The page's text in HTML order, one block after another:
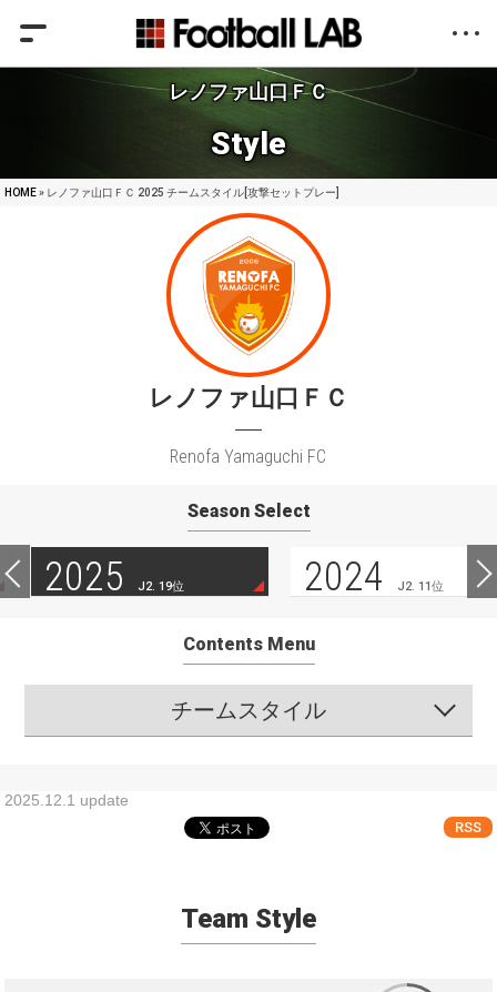
レノファ山口ＦＣ
Style
HOME» レノファ山口ＦＣ 2025 チームスタイル[攻撃セットプレー]
レノファ山口ＦＣ
Renofa Yamaguchi FC
Season Select
2025 J2. 19位 2024 J2. 11位
Contents Menu
チームスタイル
2025.12.1 update
RSS
Team Style